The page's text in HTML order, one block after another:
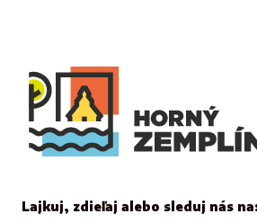
Lajkuj, zdieľaj alebo sleduj nás